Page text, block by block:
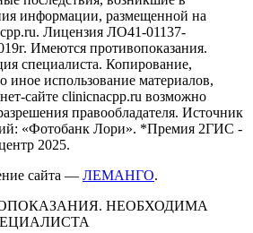
информации, размещенной на
Лицензия ЛО41-01137-
Имеются противопоказания.
специалиста. Копирование,
иное использование материалов,
сайте clinicnacpp.ru возможно
правообладателя. Источник
«Фотобанк Лори». *Премия 2ГИС -
2025.
сайта — ЛЕМАНГО.
НЕОБХОДИМА